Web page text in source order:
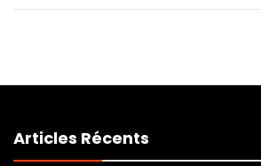
Articles Récents